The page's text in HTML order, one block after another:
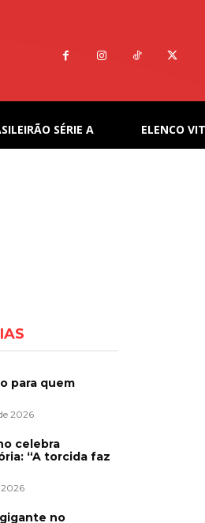
SÉRIE A ELENCO
para quem
2026
celebra
“A torcida faz
2026
no